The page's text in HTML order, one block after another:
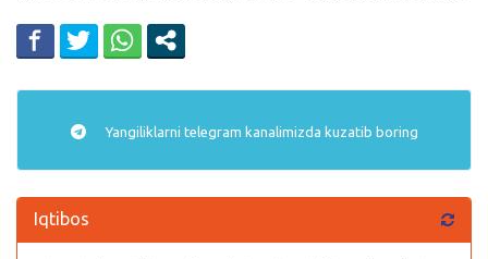
Yangiliklarni telegram kanalimizda kuzatib boring
Iqtibos